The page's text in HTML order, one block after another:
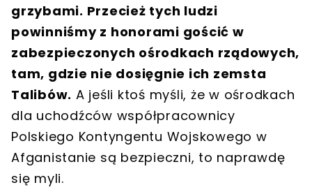
grzybami. Przecież tych ludzi
powinniśmy z honorami gościć w
zabezpieczonych ośrodkach rządowych,
tam, gdzie nie dosięgnie ich zemsta
Talibów. A jeśli ktoś myśli, że w ośrodkach
dla uchodźców współpracownicy
Polskiego Kontyngentu Wojskowego w
Afganistanie są bezpieczni, to naprawdę
się myli.